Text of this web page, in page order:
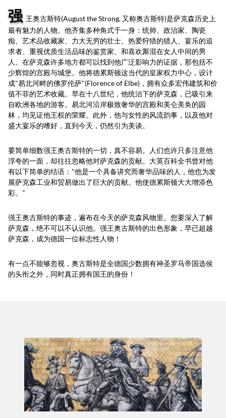
强 王奥古斯特(August the Strong, 又称奥古斯特)是萨克森历史上
最有魅力的人物。他齐集多种角式于一身：统帅、政治家、陶瓷
痴、艺术品收藏家、力大无穷的壮士、热爱狩猎的猎人、宴乐的追
求者、重视优质生活品味的鉴赏家、和喜欢厮混在女人中间的男
人。在萨克森许多地方都可以找到他广泛影响力的证据，那包括不
少辉煌的宫殿与城堡。他将德累斯顿这当代的皇家权力中心，设计
成"易北河畔的佛罗伦萨"(Florence of Elbe)，拥有众多宏伟建筑和价
值不菲的艺术收藏。早在十八世纪，他统治下的萨克森，已吸引来
自欧洲各地的游客。易北河沿岸极致奢华的宫殿和美仑美奂的园
林，均见证他王权的荣耀。此外，他与女性的风流韵事，以及他对
盛大宴乐的嗜好，直到今天，仍然引为美谈。
要简单细数强王奥古斯特的一切，真不容易。人们也许只多注意他
浮夸的一面，却往往忽略他对萨克森的贡献。大英百科全书曾对他
有以下简单的结语："他是一个具备讲究而奢华品味的人，他也为发
展萨克森工业和贸易做出了巨大的贡献。他使德累斯顿大大增添色
彩。"
强王奥古斯特的事迹，遍布在今天的萨克森风物里。您要深入了解
萨克森，绝不可以不认识他。强王奥古斯特的出色形象，早已超越
萨克森，成为德国一位标志性人物！
有一点不能够忽视，奥古斯特是全德国少数拥有神圣罗马帝国选侯
的头衔之外，同时真正拥有国王的身份！